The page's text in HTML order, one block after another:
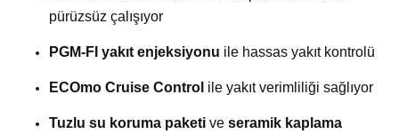
pürüzsüz çalışıyor
PGM-FI yakıt enjeksiyonu ile hassas yakıt kontrolü
ECOmo Cruise Control ile yakıt verimliliği sağlıyor
Tuzlu su koruma paketi ve seramik kaplama